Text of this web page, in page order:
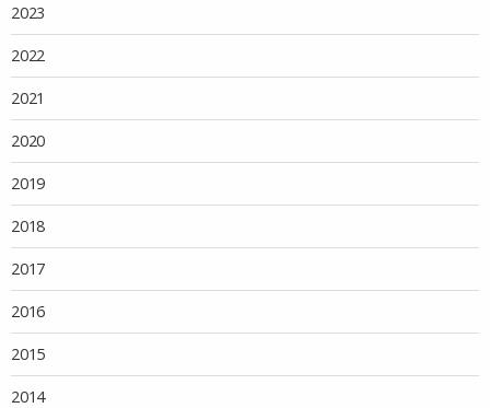
2023
2022
2021
2020
2019
2018
2017
2016
2015
2014